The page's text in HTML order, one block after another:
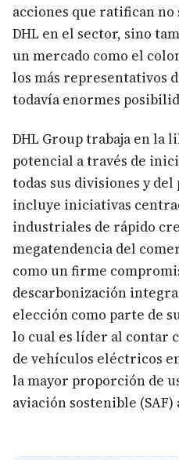
acciones que ratifican
DHL en el sector, sino
un mercado como el
los más representativos
todavía enormes
DHL Group trabaja en la
potencial a través de
todas sus divisiones y
incluye iniciativas
industriales de rápido
megatendencia del
como un firme
descarbonización
elección como parte de
lo cual es líder al contar
de vehículos eléctricos
la mayor proporción de
aviación sostenible